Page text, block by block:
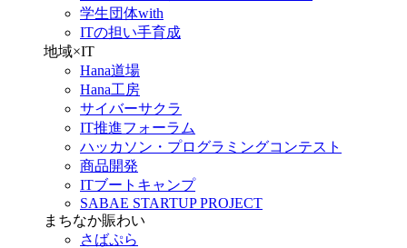
学生団体with
ITの担い手育成
地域×IT
Hana道場
Hana工房
サイバーサクラ
IT推進フォーラム
ハッカソン・プログラミングコンテスト
商品開発
ITブートキャンプ
SABAE STARTUP PROJECT
まちなか賑わい
さばぷら